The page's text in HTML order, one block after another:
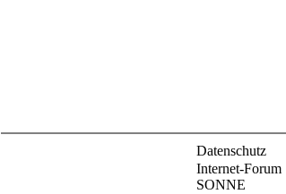
Datenschutz
Internet-Forum
SONNE